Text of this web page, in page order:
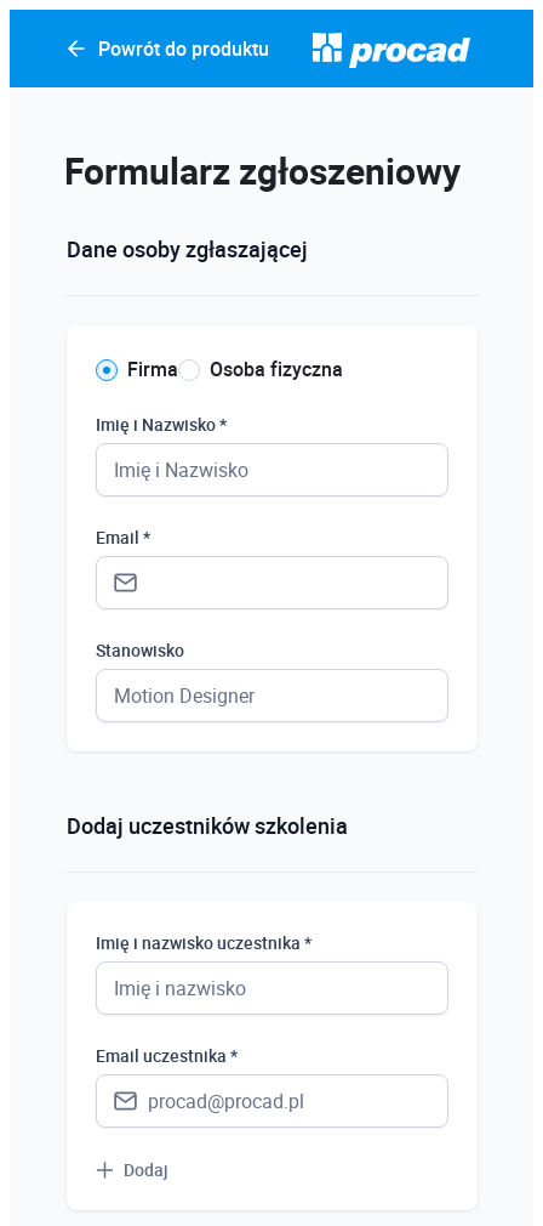
Powrót do produktu
Formularz zgłoszeniowy
Dane osoby zgłaszającej
Firma Osoba fizyczna
Imię i Nazwisko *
Email *
Stanowisko
Dodaj uczestników szkolenia
Imię i nazwisko uczestnika *
Email uczestnika *
Dodaj
Uczeń
Bezrobotny